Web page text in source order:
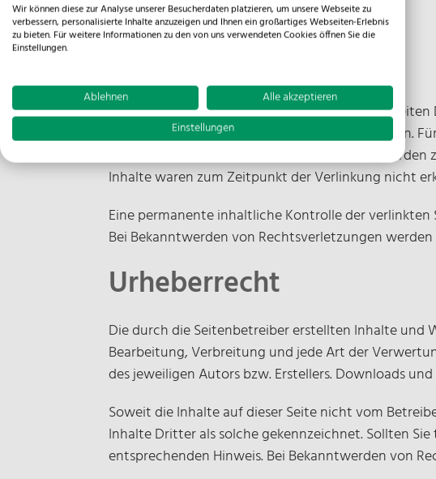
Supplier Code of Conduct
Unser Angebot enthält Links zu externen
fremden Inhalte auch keine Gewähr übernehmen.
Seiten verantwortlich. Die verlinkten Seiten
Inhalte waren zum Zeitpunkt der Verlinkung nicht
Eine permanente inhaltliche Kontrolle der
Bei Bekanntwerden von Rechtsverletzungen
Urheberrecht
Die durch die Seitenbetreiber erstellten Inhalte und
Bearbeitung, Verbreitung und jede Art der
des jeweiligen Autors bzw. Erstellers. Downloads
Soweit die Inhalte auf dieser Seite nicht vom
Inhalte Dritter als solche gekennzeichnet. Sollten
entsprechenden Hinweis. Bei Bekanntwerden von
Wir können diese zur Analyse unserer Besucherdaten platzieren, um unsere Webseite zu
verbessern, personalisierte Inhalte anzuzeigen und Ihnen ein großartiges Webseiten-Erlebnis
zu bieten. Für weitere Informationen zu den von uns verwendeten Cookies öffnen Sie die
Einstellungen.
Ablehnen
Alle akzeptieren
Einstellungen